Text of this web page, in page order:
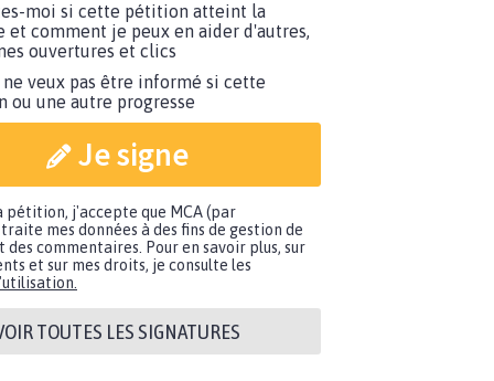
moi si cette pétition atteint la
et comment je peux en aider d'autres,
ouvertures et clics
ne veux pas être informé si cette
ou une autre progresse
Je signe
pétition, j'accepte que MCA (par
mes données à des fins de gestion de
des commentaires. Pour en savoir plus, sur
et sur mes droits, je consulte les
TOUTES LES SIGNATURES